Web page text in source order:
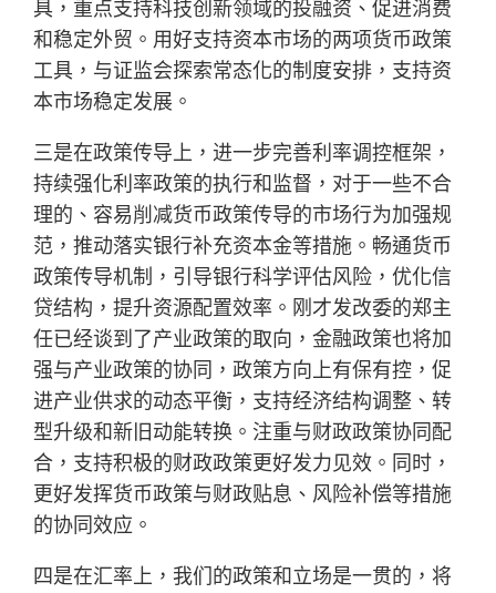
具，重点支持科技创新领域的投融资、促进消费
和稳定外贸。用好支持资本市场的两项货币政策
工具，与证监会探索常态化的制度安排，支持资
本市场稳定发展。
三是在政策传导上，进一步完善利率调控框架，
持续强化利率政策的执行和监督，对于一些不合
理的、容易削减货币政策传导的市场行为加强规
范，推动落实银行补充资本金等措施。畅通货币
政策传导机制，引导银行科学评估风险，优化信
贷结构，提升资源配置效率。刚才发改委的郑主
任已经谈到了产业政策的取向，金融政策也将加
强与产业政策的协同，政策方向上有保有控，促
进产业供求的动态平衡，支持经济结构调整、转
型升级和新旧动能转换。注重与财政政策协同配
合，支持积极的财政政策更好发力见效。同时，
更好发挥货币政策与财政贴息、风险补偿等措施
的协同效应。
四是在汇率上，我们的政策和立场是一贯的，将